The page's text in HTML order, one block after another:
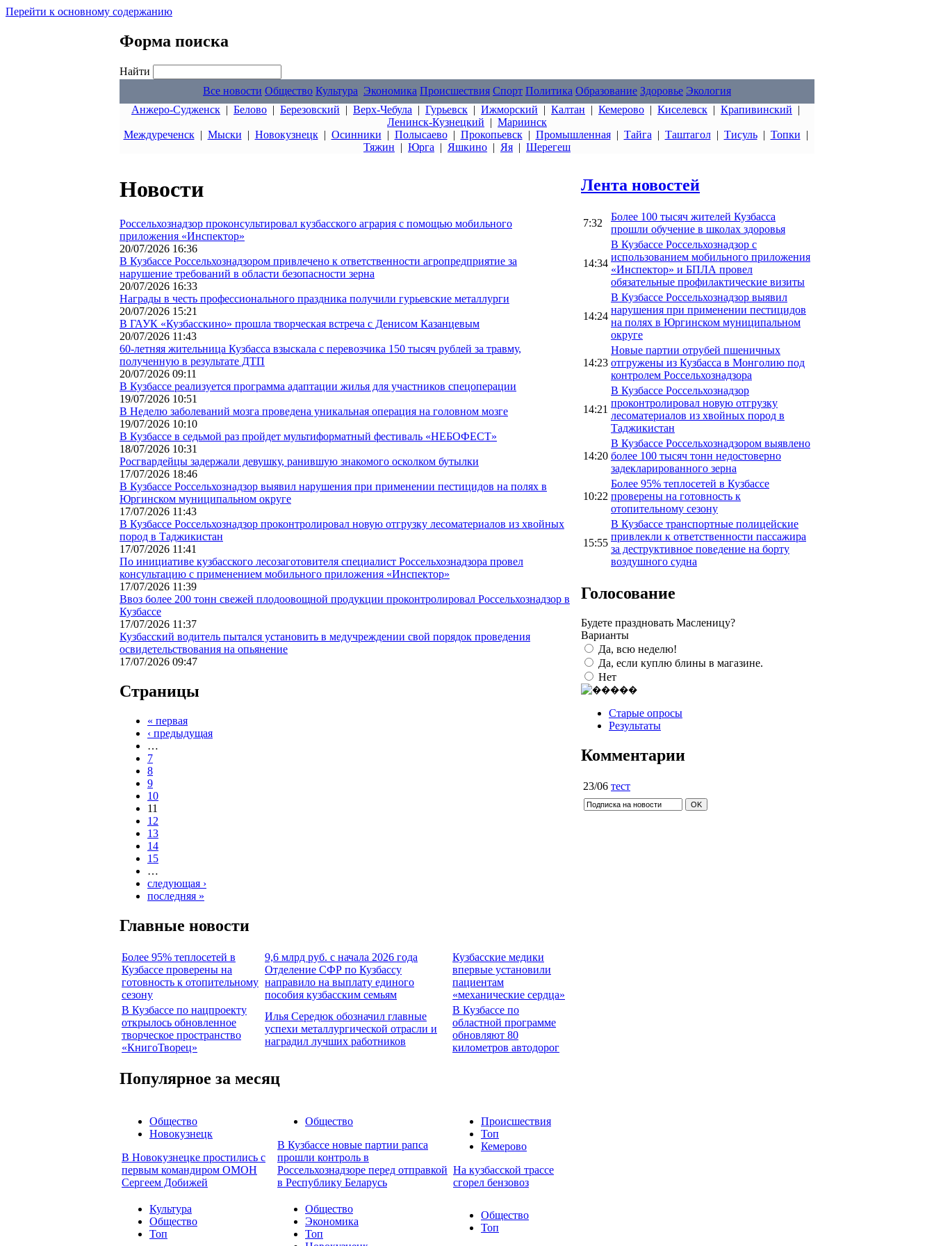
Перейти к основному содержанию
Форма поиска
Найти
Все новости Общество Культура Экономика Происшествия Спорт Политика Образование Здоровье Экология
Анжеро-Судженск | Белово | Березовский | Верх-Чебула | Гурьевск | Ижморский | Калтан | Кемерово | Киселевск | Крапивинский |
Ленинск-Кузнецкий | Мариинск
Междуреченск| Мыски | Новокузнецк| Осинники | Полысаево| Прокопьевск| Промышленная| Тайга | Таштагол| Тисуль| Топки |
Тяжин | Юрга | Яшкино | Яя | Шерегеш
Новости
Россельхознадзор проконсультировал кузбасского агрария с помощью мобильного
приложения «Инспектор»
20/07/2026 16:36
В Кузбассе Россельхознадзором привлечено к ответственности агропредприятие за
нарушение требований в области безопасности зерна
20/07/2026 16:33
Награды в честь профессионального праздника получили гурьевские металлурги
20/07/2026 15:21
В ГАУК «Кузбасскино» прошла творческая встреча с Денисом Казанцевым
20/07/2026 11:43
60-летняя жительница Кузбасса взыскала с перевозчика 150 тысяч рублей за травму,
полученную в результате ДТП
20/07/2026 09:11
В Кузбассе реализуется программа адаптации жилья для участников спецоперации
19/07/2026 10:51
В Неделю заболеваний мозга проведена уникальная операция на головном мозге
19/07/2026 10:10
В Кузбассе в седьмой раз пройдет мультиформатный фестиваль «НЕБОФЕСТ»
18/07/2026 10:31
Росгвардейцы задержали девушку, ранившую знакомого осколком бутылки
17/07/2026 18:46
В Кузбассе Россельхознадзор выявил нарушения при применении пестицидов на полях в
Юргинском муниципальном округе
17/07/2026 11:43
В Кузбассе Россельхознадзор проконтролировал новую отгрузку лесоматериалов из хвойных
пород в Таджикистан
17/07/2026 11:41
По инициативе кузбасского лесозаготовителя специалист Россельхознадзора провел
консультацию с применением мобильного приложения «Инспектор»
17/07/2026 11:39
Ввоз более 200 тонн свежей плодоовощной продукции проконтролировал Россельхознадзор в
Кузбассе
17/07/2026 11:37
Кузбасский водитель пытался установить в медучреждении свой порядок проведения
освидетельствования на опьянение
17/07/2026 09:47
Страницы
« первая
‹ предыдущая
…
7
8
9
10
11
12
13
14
15
…
следующая ›
последняя »
Главные новости
Более 95% теплосетей в
Кузбассе проверены на
готовность к отопительному
сезону
9,6 млрд руб. с начала 2026 года
Отделение СФР по Кузбассу
направило на выплату единого
пособия кузбасским семьям
Кузбасские медики
впервые установили
пациентам
«механические сердца»
В Кузбассе по нацпроекту
открылось обновленное
творческое пространство
«КнигоТворец»
Илья Середюк обозначил главные
успехи металлургической отрасли и
наградил лучших работников
В Кузбассе по
областной программе
обновляют 80
километров автодорог
Популярное за месяц
Общество
Новокузнецк
В Новокузнецке простились с
первым командиром ОМОН
Сергеем Добижей
Общество
В Кузбассе новые партии рапса
прошли контроль в
Россельхознадзоре перед отправкой
в Республику Беларусь
Происшествия
Топ
Кемерово
На кузбасской трассе
сгорел бензовоз
Культура
Общество
Топ
Общество
Экономика
Топ
Общество
Топ
Лента новостей
7:32
Более 100 тысяч жителей Кузбасса
прошли обучение в школах здоровья
14:34
В Кузбассе Россельхознадзор с
использованием мобильного приложения
«Инспектор» и БПЛА провел
обязательные профилактические визиты
14:24
В Кузбассе Россельхознадзор выявил
нарушения при применении пестицидов
на полях в Юргинском муниципальном
округе
14:23
Новые партии отрубей пшеничных
отгружены из Кузбасса в Монголию под
контролем Россельхознадзора
14:21
В Кузбассе Россельхознадзор
проконтролировал новую отгрузку
лесоматериалов из хвойных пород в
Таджикистан
14:20
В Кузбассе Россельхознадзором выявлено
более 100 тысяч тонн недостоверно
задекларированного зерна
10:22
Более 95% теплосетей в Кузбассе
проверены на готовность к
отопительному сезону
15:55
В Кузбассе транспортные полицейские
привлекли к ответственности пассажира
за деструктивное поведение на борту
воздушного судна
Голосование
Будете праздновать Масленицу?
Варианты
Да, всю неделю!
Да, если куплю блины в магазине.
Нет
Старые опросы
Результаты
Комментарии
23/06 тест